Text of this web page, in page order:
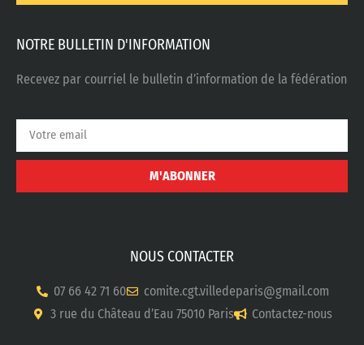
NOTRE BULLETIN D'INFORMATION
Recevez par courriel le bulletin d’information de la fédération
M'ABONNER
NOUS CONTACTER
07 66 42 71 60
comite.cgt.villedeparis@gmail.com
3 rue du Château d’Eau 75010 Paris
Contactez-nous